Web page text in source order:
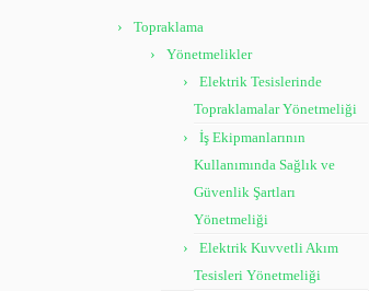
Topraklama
Yönetmelikler
Elektrik Tesislerinde
Topraklamalar Yönetmeliği
İş Ekipmanlarının
Kullanımında Sağlık ve
Güvenlik Şartları
Yönetmeliği
Elektrik Kuvvetli Akım
Tesisleri Yönetmeliği